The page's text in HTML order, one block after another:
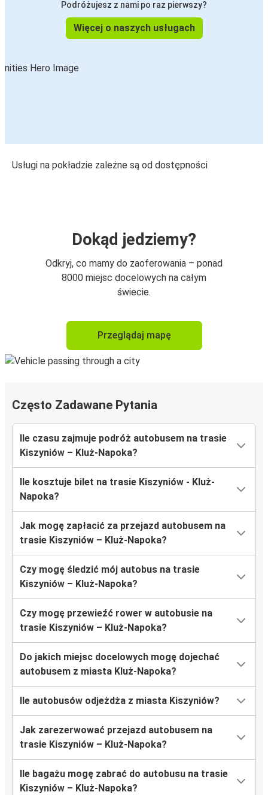
Podróżujesz z nami po raz pierwszy?
Więcej o naszych usługach
Usługi na pokładzie zależne są od dostępności
Dokąd jedziemy?
Odkryj, co mamy do zaoferowania – ponad
8000 miejsc docelowych na całym
świecie.
Przeglądaj mapę
Często Zadawane Pytania
Ile czasu zajmuje podróż autobusem na trasie
Kiszyniów – Kluż-Napoka?
Ile kosztuje bilet na trasie Kiszyniów - Kluż-
Napoka?
Jak mogę zapłacić za przejazd autobusem na
trasie Kiszyniów – Kluż-Napoka?
Czy mogę śledzić mój autobus na trasie
Kiszyniów – Kluż-Napoka?
Czy mogę przewieźć rower w autobusie na
trasie Kiszyniów – Kluż-Napoka?
Do jakich miejsc docelowych mogę dojechać
autobusem z miasta Kluż-Napoka?
Ile autobusów odjeżdża z miasta Kiszyniów?
Jak zarezerwować przejazd autobusem na
trasie Kiszyniów – Kluż-Napoka?
Ile bagażu mogę zabrać do autobusu na trasie
Kiszyniów – Kluż-Napoka?